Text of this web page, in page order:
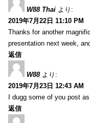
W88 Thai より:
2019年7月22日 11:10 PM
Thanks for another
presentation next week,
返信
W88 より:
2019年7月23日 12:43 AM
I dugg some of you post
返信